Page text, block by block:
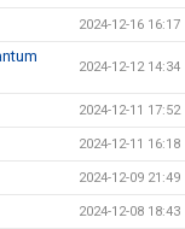
2024-12-16 16:17
2024-12-12 14:34
2024-12-11 17:52
2024-12-11 16:18
2024-12-09 21:49
2024-12-08 18:43